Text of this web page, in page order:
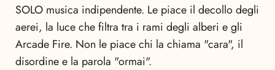
SOLO musica indipendente. Le piace il decollo degli
aerei, la luce che filtra tra i rami degli alberi e gli
Arcade Fire. Non le piace chi la chiama "cara", il
disordine e la parola "ormai".